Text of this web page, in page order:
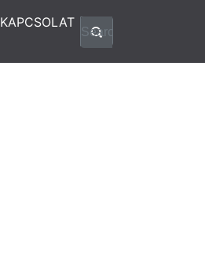
KAPCSOLAT